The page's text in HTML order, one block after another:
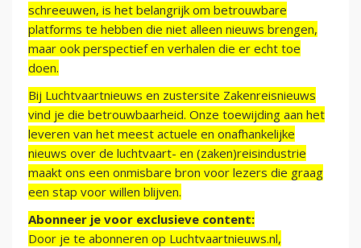
schreeuwen, is het belangrijk om betrouwbare
platforms te hebben die niet alleen nieuws brengen,
maar ook perspectief en verhalen die er echt toe
doen.
Bij Luchtvaartnieuws en zustersite Zakenreisnieuws
vind je die betrouwbaarheid. Onze toewijding aan het
leveren van het meest actuele en onafhankelijke
nieuws over de luchtvaart- en (zaken)reisindustrie
maakt ons een onmisbare bron voor lezers die graag
een stap voor willen blijven.
Abonneer je voor exclusieve content:
Door je te abonneren op Luchtvaartnieuws.nl,